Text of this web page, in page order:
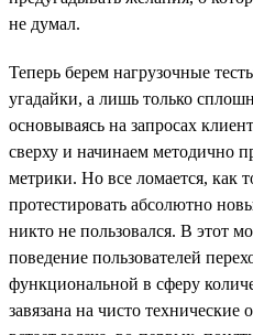
не думал.
Теперь берем нагрузочные
угадайки, а лишь только
основываясь на запросах
сверху и начинаем методично
метрики. Но все ломается, как
протестировать абсолютно
никто не пользовался. В этот
поведение пользователей
функциональной в сферу
завязана на чисто